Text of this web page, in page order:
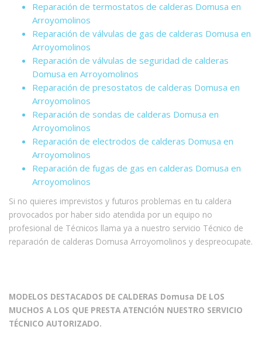
Reparación de termostatos de calderas Domusa en
Arroyomolinos
Reparación de válvulas de gas de calderas Domusa en
Arroyomolinos
Reparación de válvulas de seguridad de calderas
Domusa en Arroyomolinos
Reparación de presostatos de calderas Domusa en
Arroyomolinos
Reparación de sondas de calderas Domusa en
Arroyomolinos
Reparación de electrodos de calderas Domusa en
Arroyomolinos
Reparación de fugas de gas en calderas Domusa en
Arroyomolinos
Si no quieres imprevistos y futuros problemas en tu caldera
provocados por haber sido atendida por un equipo no
profesional de Técnicos llama ya a nuestro servicio Técnico de
reparación de calderas Domusa Arroyomolinos y despreocupate.
MODELOS DESTACADOS DE CALDERAS Domusa DE LOS
MUCHOS A LOS QUE PRESTA ATENCIÓN NUESTRO SERVICIO
TÉCNICO AUTORIZADO.